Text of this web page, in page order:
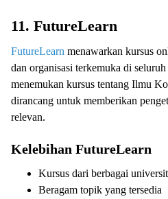
11. FutureLearn
FutureLearn menawarkan kursus
dan organisasi terkemuka di
menemukan kursus tentang Ilmu
dirancang untuk memberikan
relevan.
Kelebihan FutureLearn
Kursus dari berbagai
Beragam topik yang tersedia